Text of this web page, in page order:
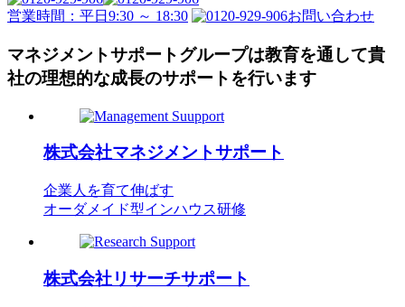
営業時間：平日9:30 ～ 18:30 お問い合わせ
マネジメントサポートグループは教育を通して貴
社の理想的な成長のサポートを行います
株式会社マネジメントサポート
企業人を育て伸ばす
オーダメイド型インハウス研修
株式会社リサーチサポート